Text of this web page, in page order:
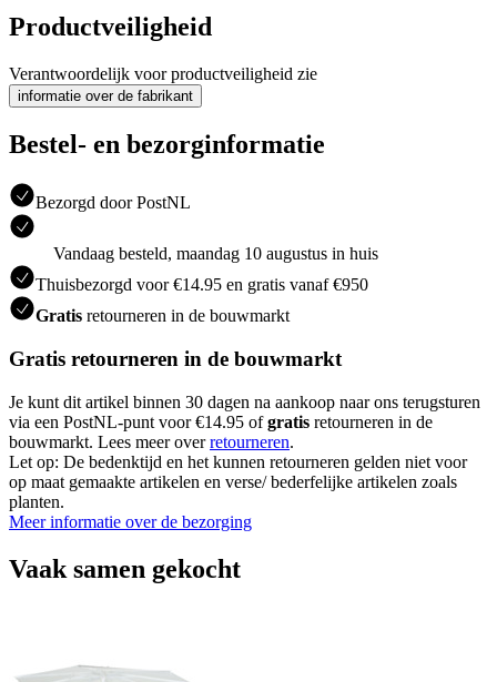
Productveiligheid
Verantwoordelijk voor productveiligheid zie
informatie over de fabrikant
Bestel- en bezorginformatie
Bezorgd door PostNL
Vandaag besteld, maandag 10 augustus in huis
Thuisbezorgd voor €14.95 en gratis vanaf €950
Gratis retourneren in de bouwmarkt
Gratis retourneren in de bouwmarkt
Je kunt dit artikel binnen 30 dagen na aankoop naar ons terugsturen
via een PostNL-punt voor €14.95 ofgratis retourneren in de
bouwmarkt. Lees meer overretourneren.
Let op: De bedenktijd en het kunnen retourneren gelden niet voor
op maat gemaakte artikelen en verse/ bederfelijke artikelen zoals
planten.
Meer informatie over de bezorging
Vaak samen gekocht